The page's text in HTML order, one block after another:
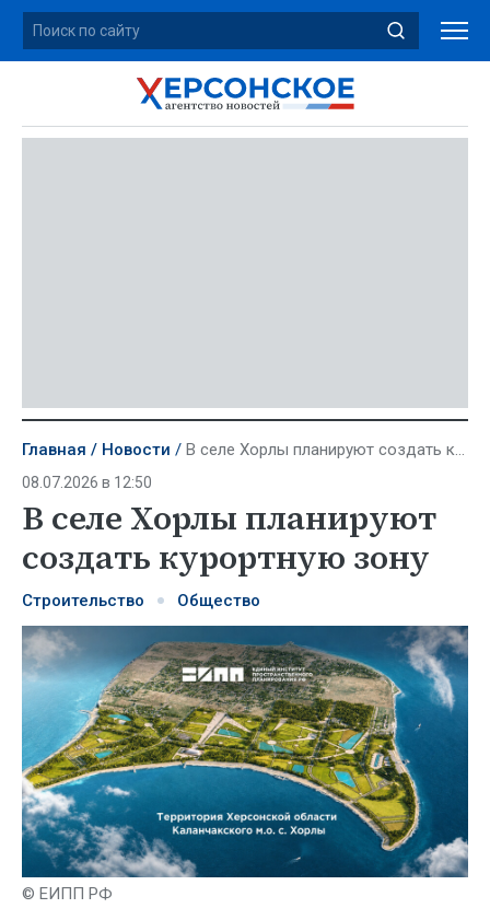
Главная Новости В селе Хорлы планируют создать курортную зону
08.07.2026 в 12:50
В селе Хорлы планируют
создать курортную зону
Строительство Общество
© ЕИПП РФ